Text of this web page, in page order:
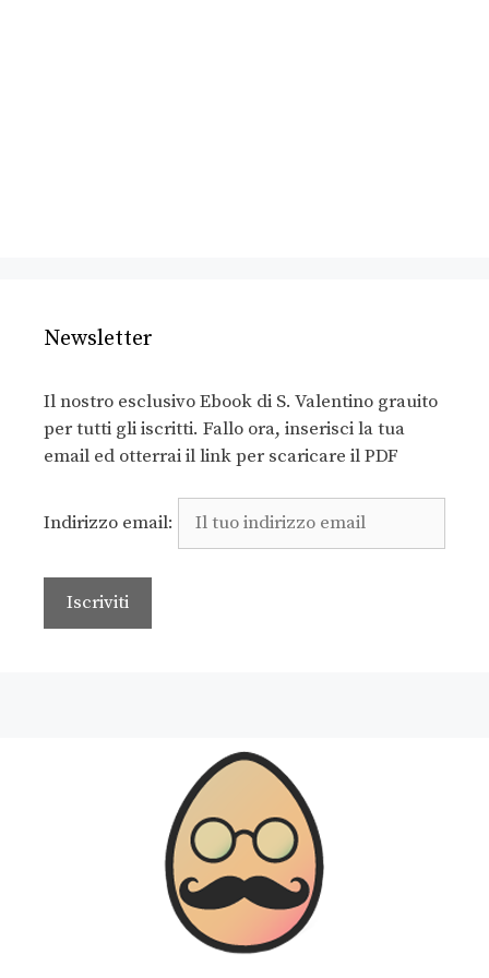
Newsletter
Il nostro esclusivo Ebook di S. Valentino grauito
per tutti gli iscritti. Fallo ora, inserisci la tua
email ed otterrai il link per scaricare il PDF
Indirizzo email: